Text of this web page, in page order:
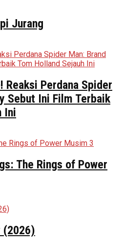
Jurang
Reaksi Perdana Spider
Sebut Ini Film Terbaik
Ini
The Rings of Power
(2026)